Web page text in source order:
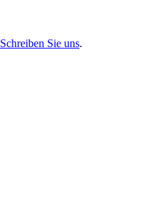
Schreiben Sie uns.